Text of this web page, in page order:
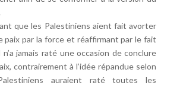
que les Palestiniens aient fait avorter
paix par la force et réaffirmant par le fait
n’a jamais raté une occasion de conclure
contrairement à l’idée répandue selon
auraient raté toutes les